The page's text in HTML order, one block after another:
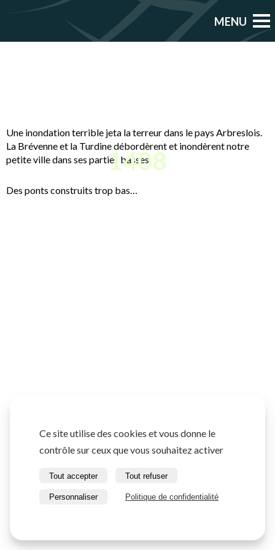
1408
Une inondation terrible jeta la terreur dans le pays Arbreslois.
La Brévenne et la Turdine débordèrent et inondèrent notre
petite ville dans ses parties basses.
Des ponts construits trop bas…
Ce site utilise des cookies et vous donne le
contrôle sur ceux que vous souhaitez activer
Tout accepter Tout refuser
Personnaliser Politique de confidentialité